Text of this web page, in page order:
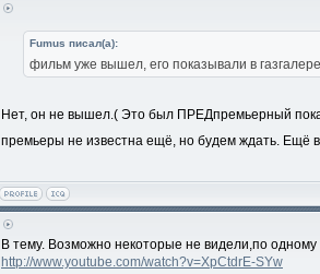
Fumus писал(а):
фильм уже вышел, его показывали в
Нет, он не вышел.( Это был ПРЕДпремьерный
премьеры не известна ещё, но будем ждать. Ещё
В тему. Возможно некоторые не видели,по одному
http://www.youtube.com/watch?v=XpCtdrE-SYw